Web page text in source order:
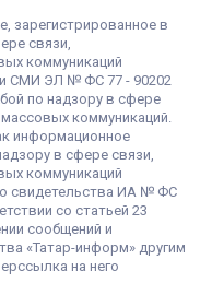
зарегистрированное в
связи,
коммуникаций
СМИ ЭЛ № ФС 77 - 90202
по надзору в сфере
коммуникаций.
информационное
в сфере связи,
коммуникаций
свидетельства ИА № ФС
со статьей 23
сообщений и
«Татар-информ» другим
на него